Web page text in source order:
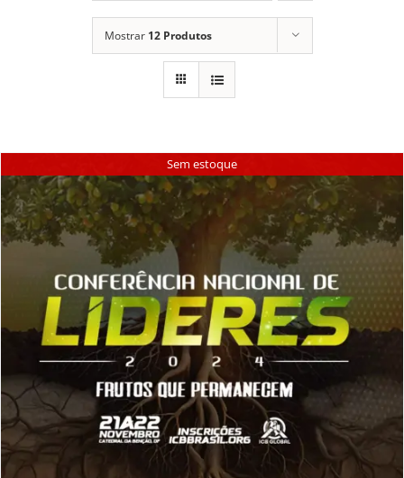
Contato
Mostrar 12 Produtos
Sem estoque